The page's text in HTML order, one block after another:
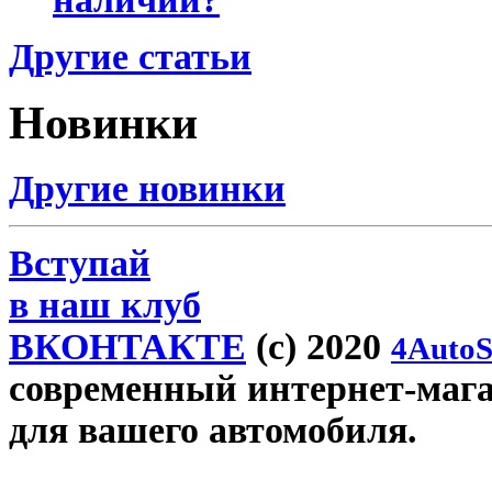
Другие статьи
Новинки
Другие новинки
Вступай
в наш клуб
ВКОНТАКТЕ (c) 2020
современный интернет-
для вашего автомобиля.